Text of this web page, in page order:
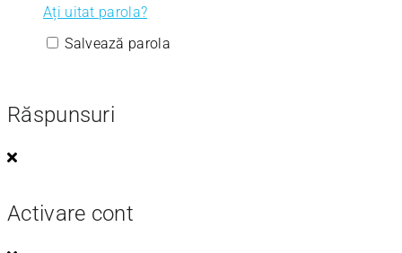
Ați uitat parola?
Salvează parola
Răspunsuri
Activare cont